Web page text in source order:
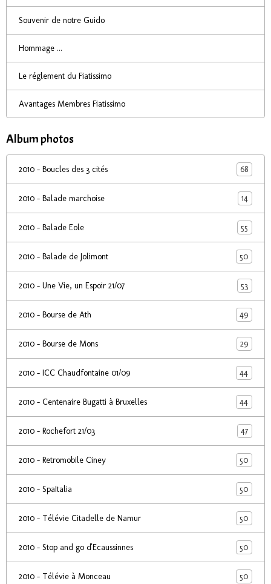
Souvenir de notre Guido
Hommage ...
Le réglement du Fiatissimo
Avantages Membres Fiatissimo
Album photos
2010 - Boucles des 3 cités 68
2010 - Balade marchoise 14
2010 - Balade Eole 55
2010 - Balade de Jolimont 50
2010 - Une Vie, un Espoir 21/07 53
2010 - Bourse de Ath 49
2010 - Bourse de Mons 29
2010 - ICC Chaudfontaine 01/09 44
2010 - Centenaire Bugatti à Bruxelles 44
2010 - Rochefort 21/03 47
2010 - Retromobile Ciney 50
2010 - SpaItalia 50
2010 - Télévie Citadelle de Namur 50
2010 - Stop and go d'Ecaussinnes 50
2010 - Télévie à Monceau 50